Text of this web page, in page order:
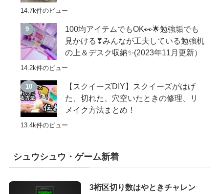
14.7k件のビュー
100均アイテムでもOK👀🌟勉強垢でも
見かける❣みんなが工夫している勉強机
の上＆デスク収納✨(2023年11月更新）
14.2k件のビュー
【スクイーズDIY】スクイーズがはげ
た、切れた、穴空いたときの修理、リ
メイク方法まとめ！
13.4k件のビュー
シュウシュウ・ゲーム新着
3桁区切り数はやときチャレン